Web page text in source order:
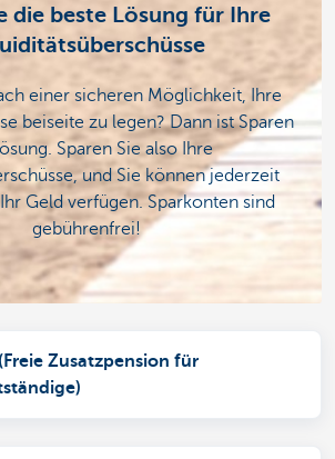
die beste Lösung für Ihre
einer sicheren Möglichkeit, Ihre
beiseite zu legen? Dann ist Sparen
Sparen Sie also Ihre
und Sie können jederzeit
Geld verfügen. Sparkonten sind
gebührenfrei!
(Freie Zusatzpension für